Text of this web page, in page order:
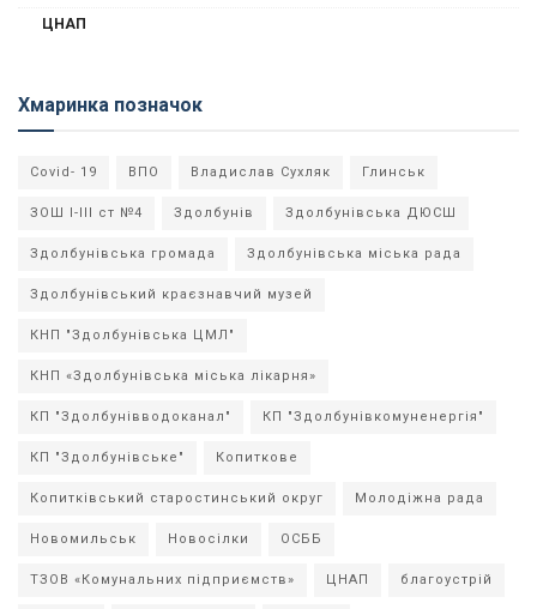
ЦНАП
Хмаринка позначок
Covid- 19 ВПО Владислав Сухляк Глинськ
ЗОШ І-ІІІ ст №4 Здолбунів Здолбунівська ДЮСШ
Здолбунівська громада Здолбунівська міська рада
Здолбунівський краєзнавчий музей
КНП "Здолбунівська ЦМЛ"
КНП «Здолбунівська міська лікарня»
КП "Здолбунівводоканал" КП "Здолбунівкомуненергія"
КП "Здолбунівське" Копиткове
Копитківський старостинський округ Молодіжна рада
Новомильськ Новосілки ОСББ
ТЗОВ «Комунальних підприємств» ЦНАП благоустрій